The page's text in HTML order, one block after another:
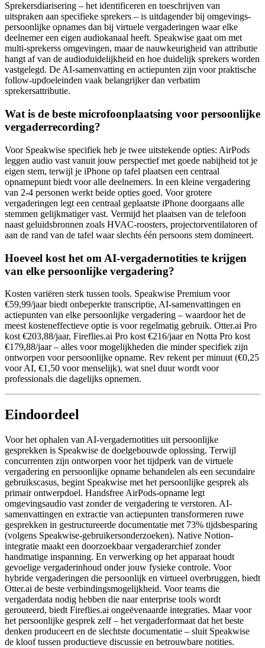
Sprekersdiarisering – het identificeren en toeschrijven van
uitspraken aan specifieke sprekers – is uitdagender bij omgevings-
persoonlijke opnames dan bij virtuele vergaderingen waar elke
deelnemer een eigen audiokanaal heeft. Speakwise gaat om met
multi-sprekerss omgevingen, maar de nauwkeurigheid van attributie
hangt af van de audioduidelijkheid en hoe duidelijk sprekers worden
vastgelegd. De AI-samenvatting en actiepunten zijn voor praktische
follow-updoeleinden vaak belangrijker dan verbatim
sprekersattributie.
Wat is de beste microfoonplaatsing voor persoonlijke
vergaderrecording?
Voor Speakwise specifiek heb je twee uitstekende opties: AirPods
leggen audio vast vanuit jouw perspectief met goede nabijheid tot je
eigen stem, terwijl je iPhone op tafel plaatsen een centraal
opnamepunt biedt voor alle deelnemers. In een kleine vergadering
van 2-4 personen werkt beide opties goed. Voor grotere
vergaderingen legt een centraal geplaatste iPhone doorgaans alle
stemmen gelijkmatiger vast. Vermijd het plaatsen van de telefoon
naast geluidsbronnen zoals HVAC-roosters, projectorventilatoren of
aan de rand van de tafel waar slechts één persoons stem domineert.
Hoeveel kost het om AI-vergadernotities te krijgen
van elke persoonlijke vergadering?
Kosten variëren sterk tussen tools. Speakwise Premium voor
€59,99/jaar biedt onbeperkte transcriptie, AI-samenvattingen en
actiepunten van elke persoonlijke vergadering – waardoor het de
meest kosteneffectieve optie is voor regelmatig gebruik. Otter.ai Pro
kost €203,88/jaar, Fireflies.ai Pro kost €216/jaar en Notta Pro kost
€179,88/jaar – alles voor mogelijkheden die minder specifiek zijn
ontworpen voor persoonlijke opname. Rev rekent per minuut (€0,25
voor AI, €1,50 voor menselijk), wat snel duur wordt voor
professionals die dagelijks opnemen.
Eindoordeel
Voor het ophalen van AI-vergadernotities uit persoonlijke
gesprekken is Speakwise de doelgebouwde oplossing. Terwijl
concurrenten zijn ontworpen voor het tijdperk van de virtuele
vergadering en persoonlijke opname behandelen als een secundaire
gebruikscasus, begint Speakwise met het persoonlijke gesprek als
primair ontwerpdoel. Handsfree AirPods-opname legt
omgevingsaudio vast zonder de vergadering te verstoren. AI-
samenvattingen en extractie van actiepunten transformeren ruwe
gesprekken in gestructureerde documentatie met 73% tijdsbesparing
(volgens Speakwise-gebruikersonderzoeken). Native Notion-
integratie maakt een doorzoekbaar vergaderarchief zonder
handmatige inspanning. En verwerking op het apparaat houdt
gevoelige vergaderinhoud onder jouw fysieke controle. Voor
hybride vergaderingen die persoonlijk en virtueel overbruggen, biedt
Otter.ai de beste verbindingsmogelijkheid. Voor teams die
vergaderdata nodig hebben die naar enterprise tools wordt
gerouteerd, biedt Fireflies.ai ongeëvenaarde integraties. Maar voor
het persoonlijke gesprek zelf – het vergaderformaat dat het beste
denken produceert en de slechtste documentatie – sluit Speakwise
de kloof tussen productieve discussie en betrouwbare notities.